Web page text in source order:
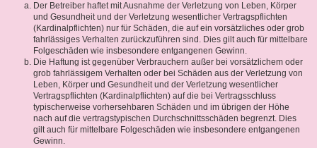
Der Betreiber haftet mit Ausnahme der Verletzung von Leben, Körper
und Gesundheit und der Verletzung wesentlicher Vertragspflichten
(Kardinalpflichten) nur für Schäden, die auf ein vorsätzliches oder grob
fahrlässiges Verhalten zurückzuführen sind. Dies gilt auch für mittelbare
Folgeschäden wie insbesondere entgangenen Gewinn.
Die Haftung ist gegenüber Verbrauchern außer bei vorsätzlichem oder
grob fahrlässigem Verhalten oder bei Schäden aus der Verletzung von
Leben, Körper und Gesundheit und der Verletzung wesentlicher
Vertragspflichten (Kardinalpflichten) auf die bei Vertragsschluss
typischerweise vorhersehbaren Schäden und im übrigen der Höhe
nach auf die vertragstypischen Durchschnittsschäden begrenzt. Dies
gilt auch für mittelbare Folgeschäden wie insbesondere entgangenen
Gewinn.